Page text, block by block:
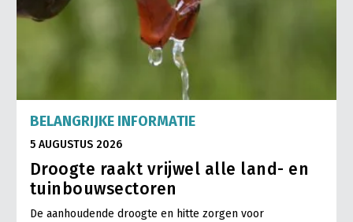
BELANGRIJKE INFORMATIE
5 AUGUSTUS 2026
Droogte raakt vrijwel alle land- en
tuinbouwsectoren
De aanhoudende droogte en hitte zorgen voor